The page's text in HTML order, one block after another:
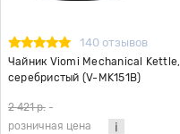
140 отзывов
Чайник Viomi Mechanical Kettle,
серебристый (V-MK151B)
2 421 р. -
розничная цена